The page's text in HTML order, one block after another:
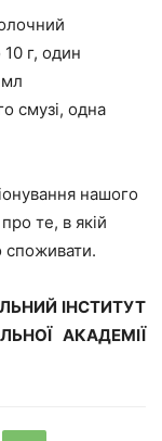
г, один
смузі, одна
нашого
те, в якій
споживати.
ІНСТИТУТ
АКАДЕМІЇ